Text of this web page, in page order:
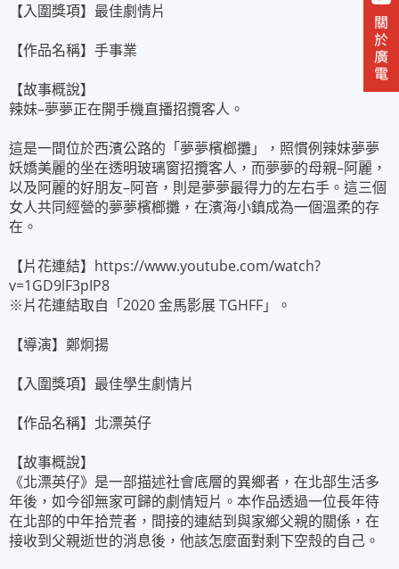
【入圍獎項】最佳劇情片
【作品名稱】手事業
【故事概說】
辣妹–夢夢正在開手機直播招攬客人。
這是一間位於西濱公路的「夢夢檳榔攤」，照慣例辣妹夢夢
妖嬌美麗的坐在透明玻璃窗招攬客人，而夢夢的母親–阿麗，
以及阿麗的好朋友–阿音，則是夢夢最得力的左右手。這三個
女人共同經營的夢夢檳榔攤，在濱海小鎮成為一個溫柔的存
在。
【片花連結】https://www.youtube.com/watch?
v=1GD9lF3pIP8
※片花連結取自「2020 金馬影展 TGHFF」。
【導演】鄭炯揚
【入圍獎項】最佳學生劇情片
【作品名稱】北漂英仔
【故事概說】
《北漂英仔》是一部描述社會底層的異鄉者，在北部生活多
年後，如今卻無家可歸的劇情短片。本作品透過一位長年待
在北部的中年拾荒者，間接的連結到與家鄉父親的關係，在
接收到父親逝世的消息後，他該怎麼面對剩下空殼的自己。